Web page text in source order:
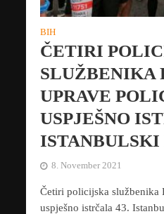
BIH
ČETIRI
SLUŽBENIKA
UPRAVE
USPJEŠNO
8. November 2021
Četiri policijska službenika
uspješno istrčala 43.